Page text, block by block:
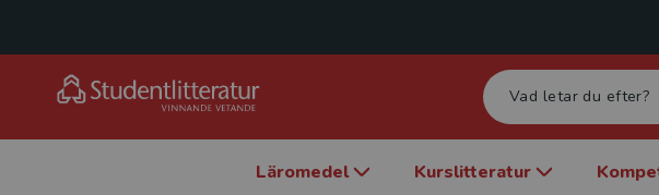
Läromedel Kurslitteratur